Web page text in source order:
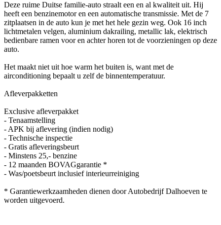
Deze ruime Duitse familie-auto straalt een en al kwaliteit uit. Hij
heeft een benzinemotor en een automatische transmissie. Met de 7
zitplaatsen in de auto kun je met het hele gezin weg. Ook 16 inch
lichtmetalen velgen, aluminium dakrailing, metallic lak, elektrisch
bedienbare ramen voor en achter horen tot de voorzieningen op deze
auto.
Het maakt niet uit hoe warm het buiten is, want met de
airconditioning bepaalt u zelf de binnentemperatuur.
Afleverpakketten
Exclusive afleverpakket
- Tenaamstelling
- APK bij aflevering (indien nodig)
- Technische inspectie
- Gratis afleveringsbeurt
- Minstens 25,- benzine
- 12 maanden BOVAGgarantie *
- Was/poetsbeurt inclusief interieurreiniging
* Garantiewerkzaamheden dienen door Autobedrijf Dalhoeven te
worden uitgevoerd.